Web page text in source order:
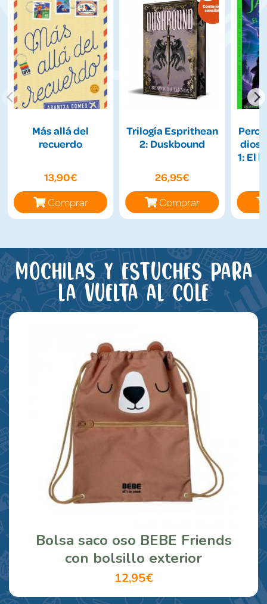
Más allá del
recuerdo
13,90€
Comprar
Trilogía Esprithean
2: Duskbound
26,95€
Comprar
1: El
Mochilas y estuches para
la vuelta al cole
Bolsa saco oso BEBE Friends
con bolsillo exterior
12,95€